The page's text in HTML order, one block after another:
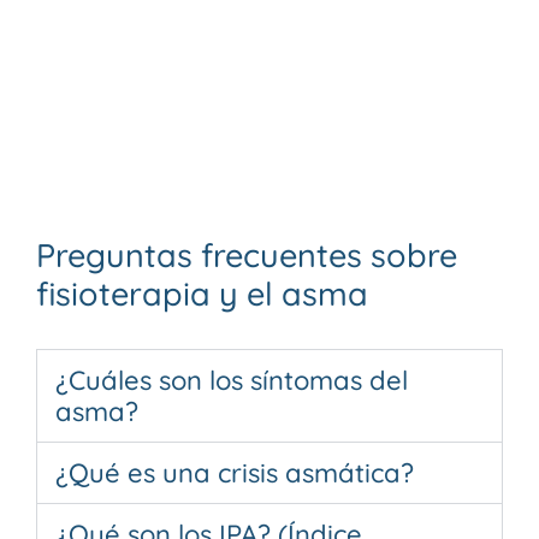
Preguntas frecuentes sobre
fisioterapia y el asma
¿Cuáles son los síntomas del
asma?
¿Qué es una crisis asmática?